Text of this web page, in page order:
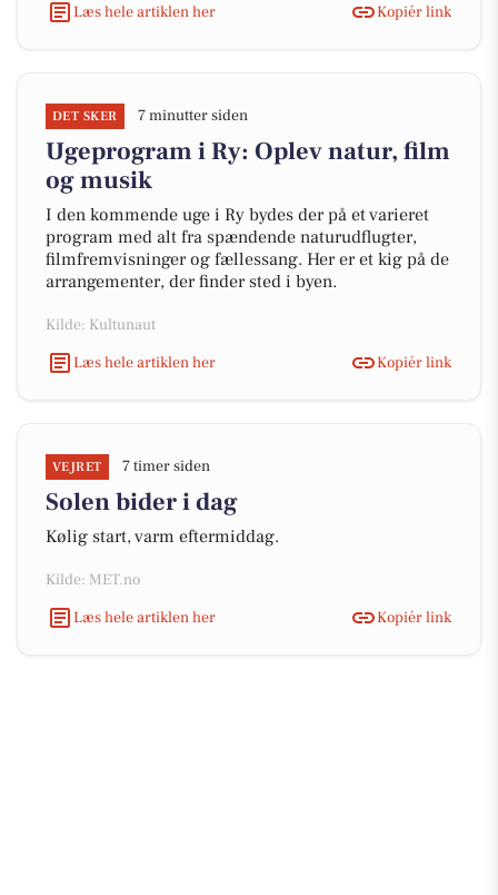
Læs hele artiklen her
Kopiér link
DET SKER 7 minutter siden
Ugeprogram i Ry: Oplev natur, film
og musik
I den kommende uge i Ry bydes der på et varieret
program med alt fra spændende naturudflugter,
filmfremvisninger og fællessang. Her er et kig på de
arrangementer, der finder sted i byen.
Kilde: Kultunaut
Læs hele artiklen her
Kopiér link
VEJRET 7 timer siden
Solen bider i dag
Kølig start, varm eftermiddag.
Kilde: MET.no
Læs hele artiklen her
Kopiér link